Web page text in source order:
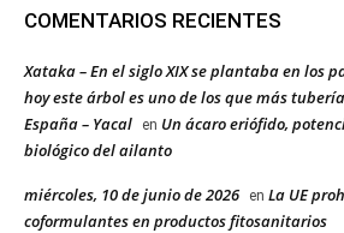
COMENTARIOS RECIENTES
Xataka – En el siglo XIX se plantaba en los
hoy este árbol es uno de los que más
España – Yacal
en Un ácaro eriófido,
biológico del ailanto
miércoles, 10 de junio de 2026 en La UE
coformulantes en productos fitosanitarios